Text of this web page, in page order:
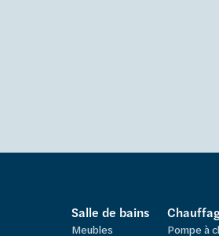
Salle de bains
Meubles Pompe à